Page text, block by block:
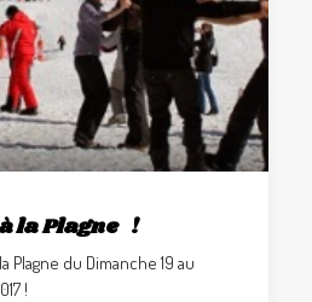
la Plagne !
Plagne du Dimanche 19 au
!